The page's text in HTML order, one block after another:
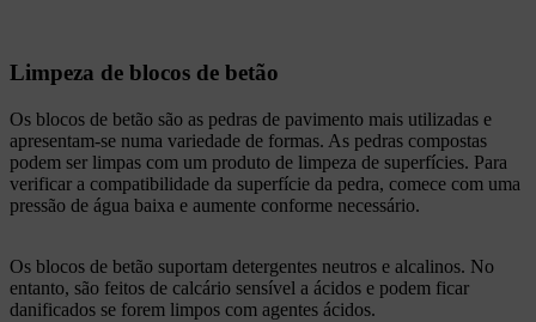
Limpeza de blocos de betão
Os blocos de betão são as pedras de pavimento mais utilizadas e
apresentam-se numa variedade de formas. As pedras compostas
podem ser limpas com um produto de limpeza de superfícies. Para
verificar a compatibilidade da superfície da pedra, comece com uma
pressão de água baixa e aumente conforme necessário.
Os blocos de betão suportam detergentes neutros e alcalinos. No
entanto, são feitos de calcário sensível a ácidos e podem ficar
danificados se forem limpos com agentes ácidos.